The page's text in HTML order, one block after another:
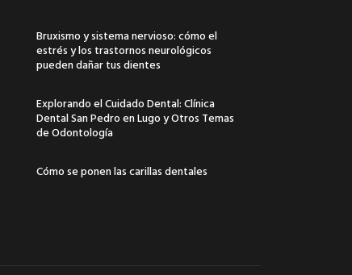
Bruxismo y sistema nervioso: cómo el
estrés y los trastornos neurológicos
pueden dañar tus dientes
Explorando el Cuidado Dental: Clínica
Dental San Pedro en Lugo y Otros Temas
de Odontología
Cómo se ponen las carillas dentales